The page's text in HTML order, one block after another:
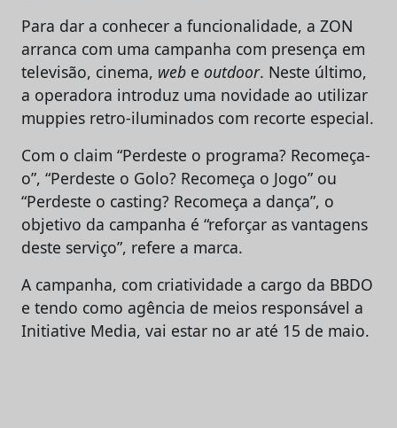
Para dar a conhecer a funcionalidade, a ZON
arranca com uma campanha com presença em
televisão, cinema, web e outdoor. Neste último,
a operadora introduz uma novidade ao utilizar
muppies retro-iluminados com recorte especial.
Com o claim “Perdeste o programa? Recomeça-
o”, “Perdeste o Golo? Recomeça o Jogo” ou
“Perdeste o casting? Recomeça a dança”, o
objetivo da campanha é “reforçar as vantagens
deste serviço”, refere a marca.
A campanha, com criatividade a cargo da BBDO
e tendo como agência de meios responsável a
Initiative Media, vai estar no ar até 15 de maio.